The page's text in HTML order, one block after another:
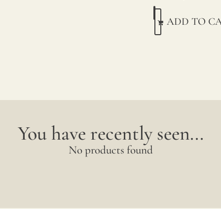
ADD TO
You have recently seen...
No products found